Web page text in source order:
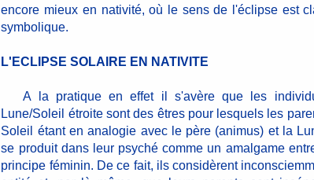
encore mieux en nativité, où le sens de l'éclipse est
symbolique.
L'ECLIPSE SOLAIRE EN NATIVITE
A la pratique en effet il s'avère que les
Lune/Soleil étroite sont des êtres pour lesquels les
Soleil étant en analogie avec le père (animus) et la
se produit dans leur psyché comme un amalgame
principe féminin. De ce fait, ils considèrent